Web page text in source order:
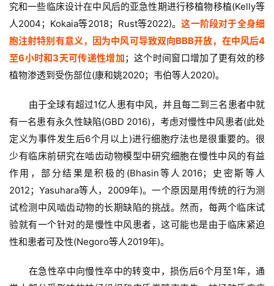
究和一些临床设计在中风后的亚急性期进行移植物移植(Kelly等
人2004；Kokaia等2018；Rust等2022)。这一阶段对于全身细
胞注射特别有意义，因为中风可导致双向BBB开放，在中风后4
至6小时和3天可传递性增加；这个时间窗口增加了更有效的移
植物渗透到受伤部位(康和姚2020；韦伯等人2020)。
由于全球有超过1亿人患有中风，并且每二到三名患者中就
有一名患有永久性缺陷(GBD 2016)，考虑对慢性中风患者(此处
定义为事件发生后6个月以上)进行细胞疗法也是很重要的。很
少有临床前研究在啮齿动物模型中研究细胞在慢性中风的有益
作用，部分结果是积极的(Bhasin等人2016；史密斯等人
2012；Yasuhara等人，2009年)。一个原因是用传统的行为测
试检测中风啮齿动物的长期缺陷的挑战。然而，每两个临床试
验就有一个针对的是慢性中风患者，这可能也是由于临床紧迫
性和患者可及性(Negoro等人2019年)。
在急性卒中向慢性卒中的转变中，损伤后6个月至1年，通